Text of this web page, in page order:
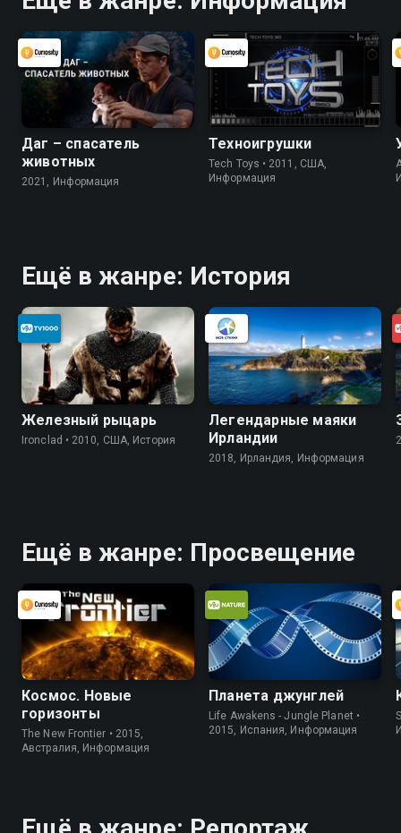
Даг – спасатель
животных
2021, Информация
Техноигрушки
Tech Toys • 2011, США,
Информация
Ещё в жанре: История
Железный рыцарь
Ironclad • 2010, США, История
Легендарные маяки
Ирландии
2018, Ирландия, Информация
Ещё в жанре: Просвещение
Космос. Новые
горизонты
The New Frontier • 2015,
Австралия, Информация
Планета джунглей
Life Awakens - Jungle Planet •
2015, Испания, Информация